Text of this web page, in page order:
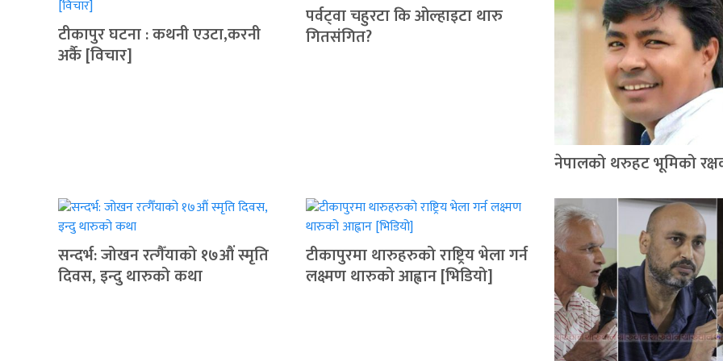
टीकापुर घटना : कथनी एउटा,करनी
अर्कै [विचार]
पर्वट्‍वा चहुरटा कि ओल्हाइटा थारु
गितसंगित?
नेपालको थरुहट भूमिको
सन्दर्भ: जोखन रत्गैँयाको १७औं स्मृति
दिवस, इन्दु थारुको कथा
टीकापुरमा थारुहरुको राष्ट्रिय भेला गर्न
लक्ष्मण थारुको आह्वान [भिडियो]